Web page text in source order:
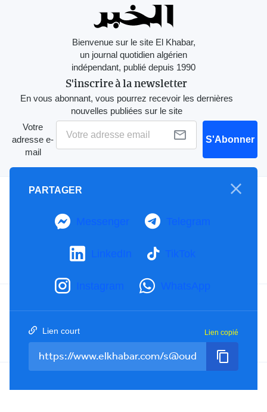
Bienvenue sur le site El Khabar,
un journal quotidien algérien
indépendant, publié depuis 1990
S'inscrire à la newsletter
En vous abonnant, vous pourrez recevoir les dernières
nouvelles publiées sur le site
Votre
adresse e-
mail
S'Abonner
Mention Légale
Notre Charte
Facebook YouTube TikTok
Twitter RSS
Tel : +213(0)023 31 69 04 - eMail :info@elkhabar.com
PARTAGER
Messenger Telegram
LinkedIn TikTok
Instagram WhatsApp
Lien court Lien copié